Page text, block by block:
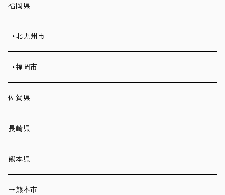
福岡県
→北九州市
→福岡市
佐賀県
長崎県
熊本県
→熊本市